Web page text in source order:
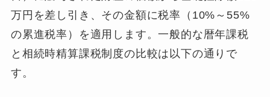
万円を差し引き、その金額に税率（10%～55%
の累進税率）を適用します。一般的な暦年課税
と相続時精算課税制度の比較は以下の通りで
す。